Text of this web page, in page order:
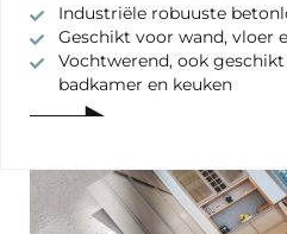
Industriële robuuste
Geschikt voor wand, vloer
Vochtwerend, ook
badkamer en keuken